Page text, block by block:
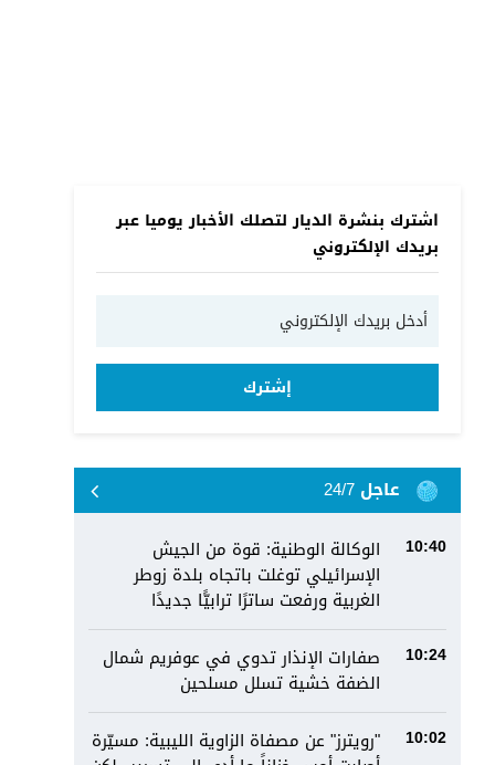
اشترك بنشرة الديار لتصلك الأخبار يوميا عبر
بريدك الإلكتروني
إشترك
عاجل 24/7
10:40
الوكالة الوطنية: قوة من الجيش
الإسرائيلي توغلت باتجاه بلدة زوطر
الغربية ورفعت ساترًا ترابيًّا جديدًا
10:24
صفارات الإنذار تدوي في عوفريم شمال
الضفة خشية تسلل مسلحين
10:02
"رويترز" عن مصفاة الزاوية الليبية: مسيّرة